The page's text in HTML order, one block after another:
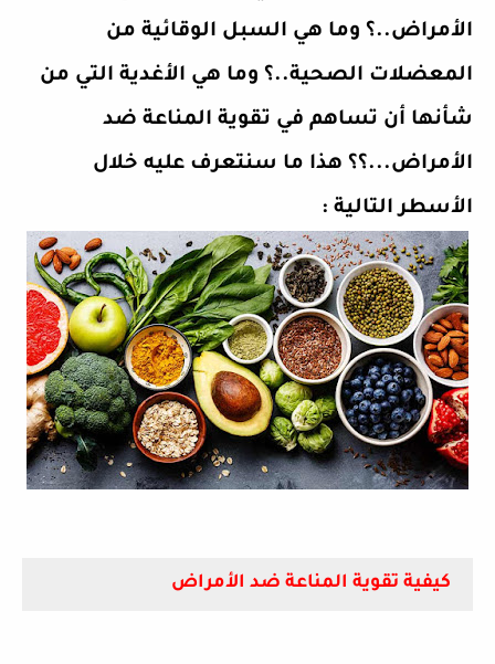
الأمراض..؟ وما هي السبل الوقائية من
المعضلات الصحية..؟ وما هي الأغدية التي من
شأنها أن تساهم في تقوية المناعة ضد
الأمراض...؟؟ هذا ما سنتعرف عليه خلال
الأسطر التالية :
كيفية تقوية المناعة ضد الأمراض